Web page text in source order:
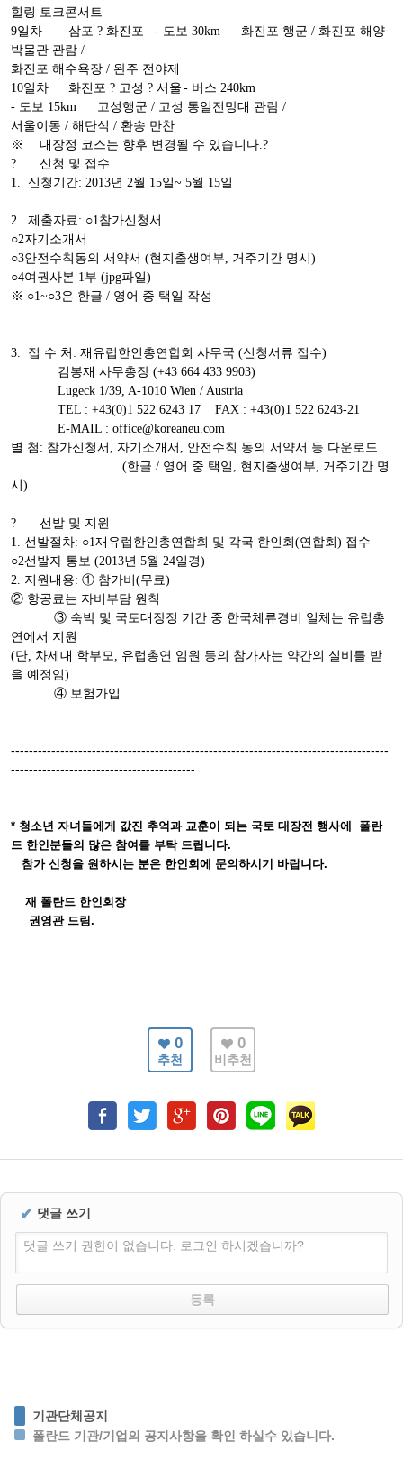
힐링 토크콘서트
9일차
삼포 ? 화진포 - 도보 30km
화진포 행군 / 화진포 해양
박물관 관람 /
화진포 해수욕장 / 완주 전야제
10일차
화진포 ? 고성 ? 서울 - 버스 240km
- 도보 15km
고성행군 / 고성 통일전망대 관람 /
서울이동 / 해단식 / 환송 만찬
※
대장정 코스는 향후 변경될 수 있습니다.?
?
신청 및 접수
1. 신청기간: 2013년 2월 15일~ 5월 15일
2. 제출자료: ○1참가신청서
○2자기소개서
○3안전수칙동의 서약서 (현지출생여부, 거주기간 명시)
○4여권사본 1부 (jpg파일)
※ ○1~○3은 한글 / 영어 중 택일 작성
3. 접 수 처: 재유럽한인총연합회 사무국 (신청서류 접수)
김봉재 사무총장 (+43 664 433 9903)
Lugeck 1/39, A-1010 Wien / Austria
TEL : +43(0)1 522 6243 17 FAX : +43(0)1 522 6243-21
E-MAIL : office@koreaneu.com
별 첨: 참가신청서, 자기소개서, 안전수칙 동의 서약서 등 다운로드
(한글 / 영어 중 택일, 현지출생여부, 거주기간 명
시)
?
선발 및 지원
1. 선발절차: ○1재유럽한인총연합회 및 각국 한인회(연합회) 접수
○2선발자 통보 (2013년 5월 24일경)
2. 지원내용: ① 참가비(무료)
② 항공료는 자비부담 원칙
③ 숙박 및 국토대장정 기간 중 한국체류경비 일체는 유럽총
연에서 지원
(단, 차세대 학부모, 유럽총연 임원 등의 참가자는 약간의 실비를 받
을 예정임)
④ 보험가입
------------------------------------------------------------------------------------
-----------------------------------------
* 청소년 자녀들에게 값진 추억과 교훈이 되는 국토 대장전 행사에 폴란
드 한인분들의 많은 참여를 부탁 드립니다.
참가 신청을 원하시는 분은 한인회에 문의하시기 바랍니다.
재 폴란드 한인회장
권영관 드림.
0
추천
0
비추천
✔ 댓글 쓰기
댓글 쓰기 권한이 없습니다. 로그인 하시겠습니까?
기관단체공지
폴란드 기관/기업의 공지사항을 확인 하실수 있습니다.